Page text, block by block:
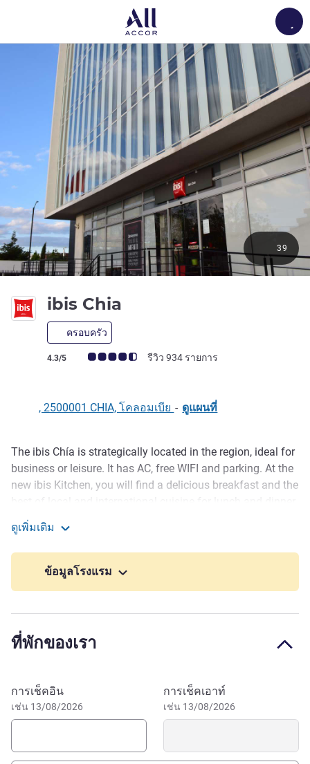
ibis Chia
ครอบครัว
คะแนนความคิดเห็นจากแขก (เรทติ้งบน ALL)
4.3/5 รีวิว 934 รายการ
39
, 2500001 CHIA, โคลอมเบีย - ดูแผนที่
รายละเอียด
The ibis Chía is strategically located in the region, ideal for
business or leisure. It has AC, free WIFI and parking. At the
new ibis Kitchen, you will find a delicious breakfast and the
plus a 24h bar with different snacks. The ibis hotel in Chia
also has a business center, so you can work. It accepts
pets.
Don't know what to do in Chía? Visit the Autopista Norte
away. The Fontanar Shopping Center is 656 feet away for
your shopping needs. Visit the Central Park or Castillo
Marroquin, both less than 16 minutes by car from the
If you are looking for a budget hotel in Chía, without
neglecting comfort and location, for a business trip or
knowing this incredible place.
ดูเพิ่มเติม
ข้อมูลโรงแรม
ที่พักของเรา
จองโรงแรมนี้
การเช็คอิน
เช่น 13/08/2026
การเช็คเอาท์
เช่น 13/08/2026